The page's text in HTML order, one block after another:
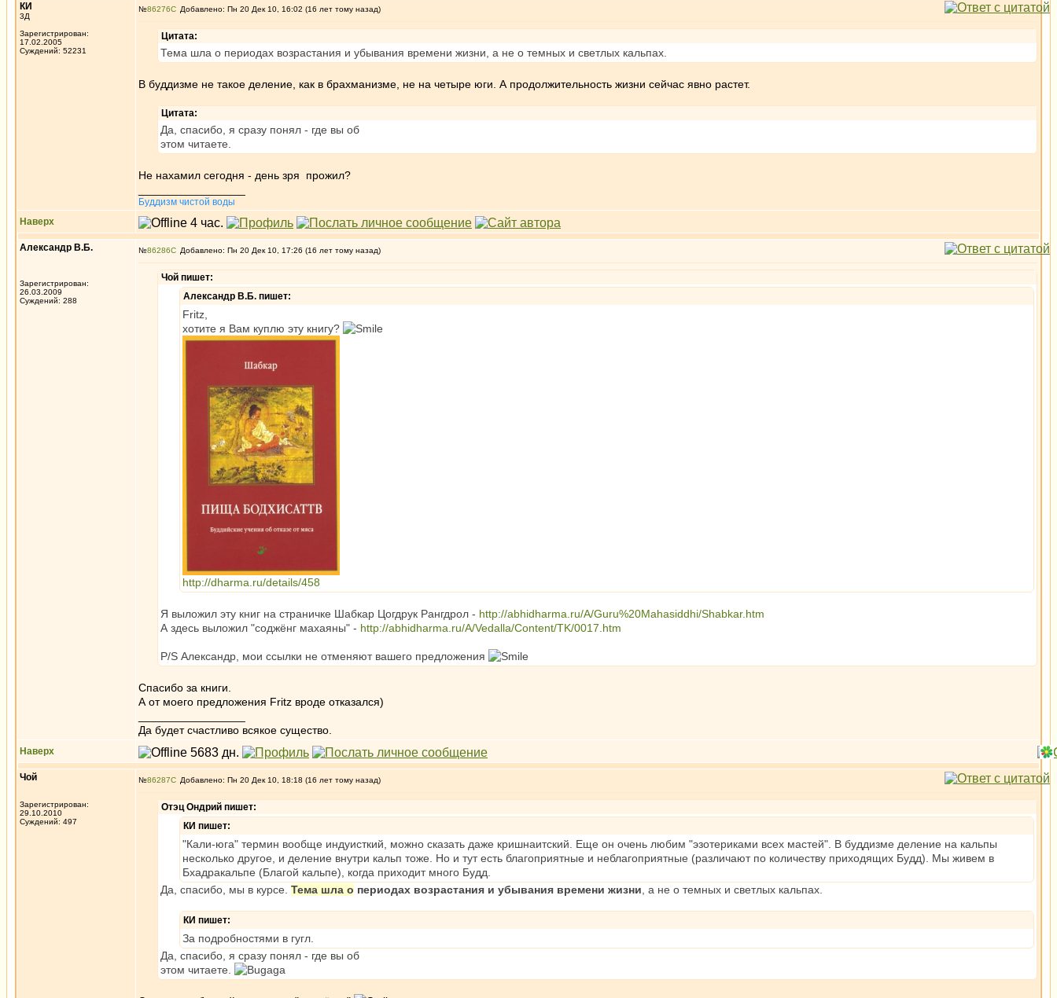
КИ
3Д
Зарегистрирован:
17.02.2005
Суждений: 52231
№86276 Добавлено: Пн 20 Дек 10, 16:02 (16 лет тому назад)
Цитата:
Тема шла о периодах возрастания и убывания времени жизни, а не о темных и светлых кальпах.
В буддизме не такое деление, как в брахманизме, не на четыре юги. А продолжительность жизни сейчас явно растет.
Цитата:
Да, спасибо, я сразу понял - где вы об
этом читаете.
Не нахамил сегодня - день зря прожил?
Буддизм чистой воды
Наверх
Александр В.Б.
Зарегистрирован:
26.03.2009
Суждений: 288
№86286 Добавлено: Пн 20 Дек 10, 17:26 (16 лет тому назад)
Чой пишет:
Александр В.Б. пишет:
Fritz,
хотите я Вам куплю эту книгу?
http://dharma.ru/details/458
Я выложил эту книг на страничке Шабкар Цогдрук Рангдрол - http://abhidharma.ru/A/Guru%20Mahasiddhi/Shabkar.htm
А здесь выложил "соджёнг махаяны" - http://abhidharma.ru/A/Vedalla/Content/TK/0017.htm
P/S Александр, мои ссылки не отменяют вашего предложения
Спасибо за книги.
А от моего предложения Fritz вроде отказался)
Да будет счастливо всякое существо.
Наверх
Чой
Зарегистрирован:
29.10.2010
Суждений: 497
№86287 Добавлено: Пн 20 Дек 10, 18:18 (16 лет тому назад)
Отэц Ондрий пишет:
КИ пишет:
"Кали-юга" термин вообще индуисткий, можно сказать даже кришнаитский. Еще он очень любим "эзотериками всех мастей". В буддизме деление на кальпы
несколько другое, и деление внутри кальп тоже. Но и тут есть благоприятные и неблагоприятные (различают по количеству приходящих Будд). Мы живем в
Бхадракальпе (Благой кальпе), когда приходит много Будд.
Да, спасибо, мы в курсе. Тема шла о периодах возрастания и убывания времени жизни , а не о темных и светлых кальпах.
КИ пишет:
За подробностями в гугл.
Да, спасибо, я сразу понял - где вы об
этом читаете.